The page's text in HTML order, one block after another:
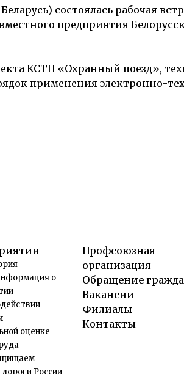
состоялась рабочая
предприятия
КСТП «Охранный поезд»,
применения электронно-
о
оценке
России
Профсоюзная
организация
Обращение
Вакансии
Филиалы
Контакты